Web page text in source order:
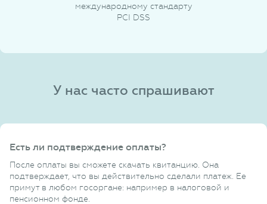
международному стандарту
PCI DSS
У нас часто спрашивают
Есть ли подтверждение оплаты?
После оплаты вы сможете скачать квитанцию. Она
подтверждает, что вы действительно сделали платеж. Ее
примут в любом госоргане: например в налоговой и
пенсионном фонде.